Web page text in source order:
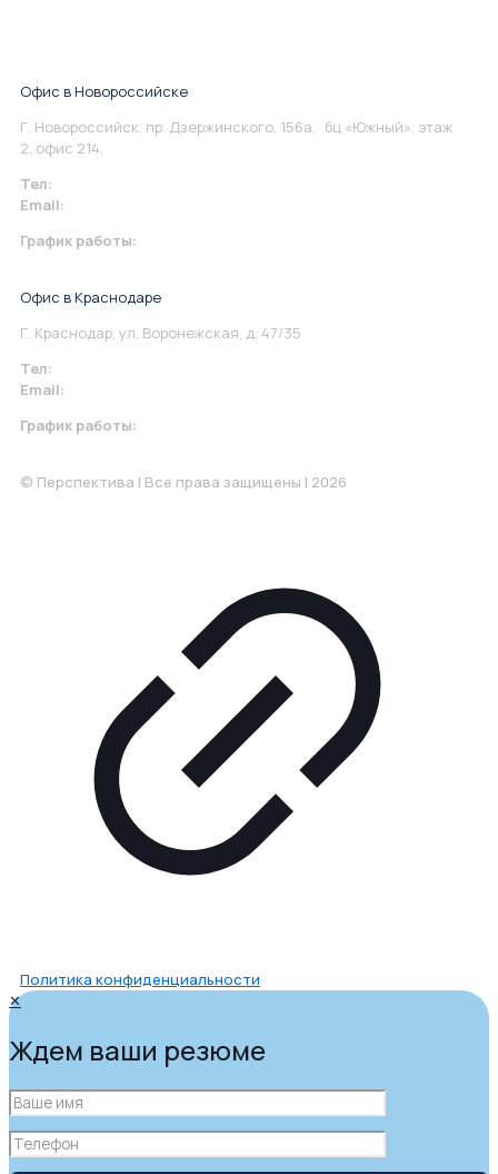
Офис в Новороссийске
Г. Новороссийск, пр. Дзержинского, 156а, бц «Южный», этаж
2, офис 214.
Тел:
Email:
График работы:
Офис в Краснодаре
Г. Краснодар, ул. Воронежская, д. 47/35
Тел:
Email:
График работы:
© Перспектива | Все права защищены | 2026
Политика конфиденциальности
✕
Ждем ваши резюме